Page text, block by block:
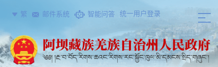
繁 邮件系统 智能问答 统一用户登录